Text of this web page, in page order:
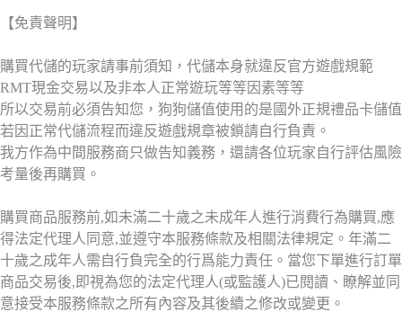
【免責聲明】
購買代儲的玩家請事前須知，代儲本身就違反官方遊戲規範
RMT現金交易以及非本人正常遊玩等等因素等等
所以交易前必須告知您，狗狗儲值使用的是國外正規禮品卡儲值
若因正常代儲流程而違反遊戲規章被鎖請自行負責。
我方作為中間服務商只做告知義務，還請各位玩家自行評估風險
考量後再購買。
購買商品服務前,如未滿二十歲之未成年人進行消費行為購買,應
得法定代理人同意,並遵守本服務條款及相關法律規定。年滿二
十歲之成年人需自行負完全的行爲能力責任。當您下單進行訂單
商品交易後,即視為您的法定代理人(或監護人)已閱讀、瞭解並同
意接受本服務條款之所有內容及其後續之修改或變更。